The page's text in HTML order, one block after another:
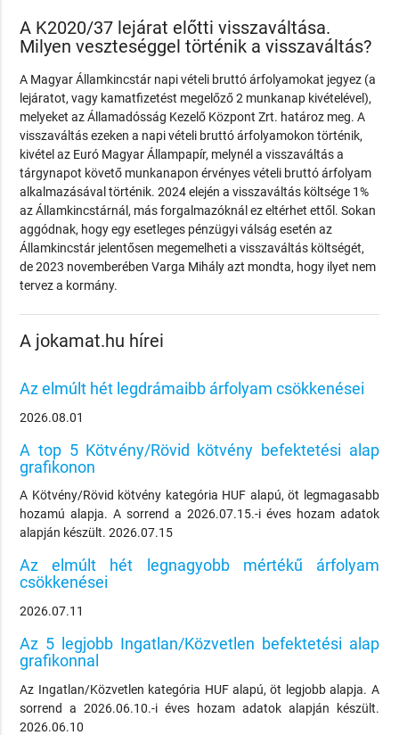
A K2020/37 lejárat előtti visszaváltása.
Milyen veszteséggel történik a visszaváltás?
A Magyar Államkincstár napi vételi bruttó árfolyamokat jegyez (a
lejáratot, vagy kamatfizetést megelőző 2 munkanap kivételével),
melyeket az Államadósság Kezelő Központ Zrt. határoz meg. A
visszaváltás ezeken a napi vételi bruttó árfolyamokon történik,
kivétel az Euró Magyar Állampapír, melynél a visszaváltás a
tárgynapot követő munkanapon érvényes vételi bruttó árfolyam
alkalmazásával történik. 2024 elején a visszaváltás költsége 1%
az Államkincstárnál, más forgalmazóknál ez eltérhet ettől. Sokan
aggódnak, hogy egy esetleges pénzügyi válság esetén az
Államkincstár jelentősen megemelheti a visszaváltás költségét,
de 2023 novemberében Varga Mihály azt mondta, hogy ilyet nem
tervez a kormány.
A jokamat.hu hírei
Az elmúlt hét legdrámaibb árfolyam csökkenései
2026.08.01
A top 5 Kötvény/Rövid kötvény befektetési alap
grafikonon
A Kötvény/Rövid kötvény kategória HUF alapú, öt legmagasabb
hozamú alapja. A sorrend a 2026.07.15.-i éves hozam adatok
alapján készült. 2026.07.15
Az elmúlt hét legnagyobb mértékű árfolyam
csökkenései
2026.07.11
Az 5 legjobb Ingatlan/Közvetlen befektetési alap
grafikonnal
Az Ingatlan/Közvetlen kategória HUF alapú, öt legjobb alapja. A
sorrend a 2026.06.10.-i éves hozam adatok alapján készült.
2026.06.10